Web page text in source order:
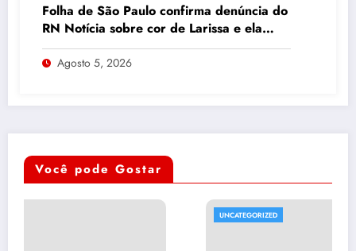
Folha de São Paulo confirma denúncia do
RN Notícia sobre cor de Larissa e ela
volta a ser “branca”
Agosto 5, 2026
Você pode Gostar